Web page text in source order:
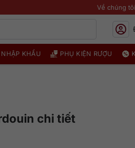
Về chúng tôi
NHẬP KHẨU PHỤ KIỆN RƯỢU
chi tiết